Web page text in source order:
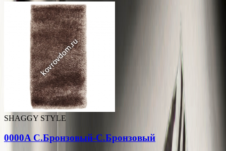
SHAGGY STYLE
0000A С.Бронзовый-С.Бронзовый